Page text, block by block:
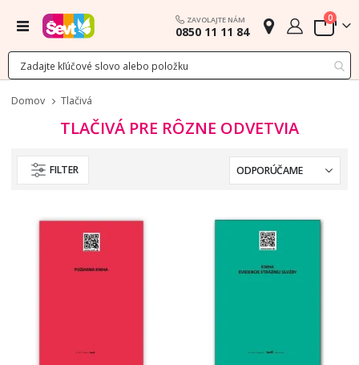
Menu ZAVOLAJTE NÁM
0850 11 11 84 Cart
0
Domov Tlačivá
TLAČIVÁ PRE RÔZNE ODVETVIA
FILTER